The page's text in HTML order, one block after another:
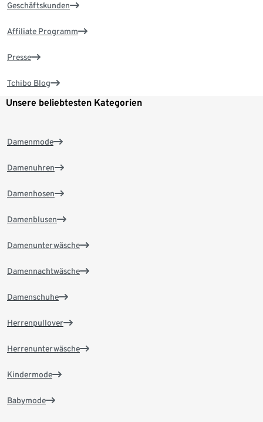
Geschäftskunden
Affiliate Programm
Presse
Tchibo Blog
Unsere beliebtesten Kategorien
Damenmode
Damenuhren
Damenhosen
Damenblusen
Damenunterwäsche
Damennachtwäsche
Damenschuhe
Herrenpullover
Herrenunterwäsche
Kindermode
Babymode